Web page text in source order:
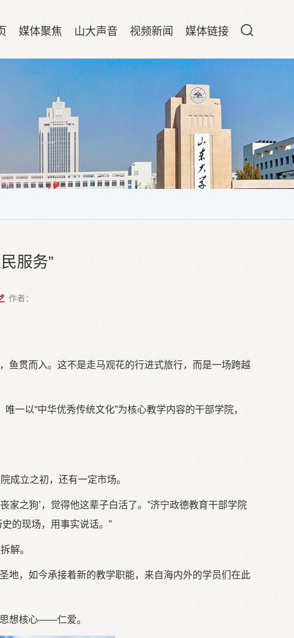
媒体聚焦 山大声音 视频新闻 媒体链接
服务”
作者：
鱼贯而入。这不是走马观花的行进式旅行，而是一场跨越
一以“中华优秀传统文化”为核心教学内容的干部学院，
成立之初，还有一定市场。
家之狗’，觉得他这辈子白活了。”济宁政德教育干部学院
的现场，用事实说话。”
解。
地，如今承接着新的教学职能，来自海内外的学员们在此
想核心——仁爱。